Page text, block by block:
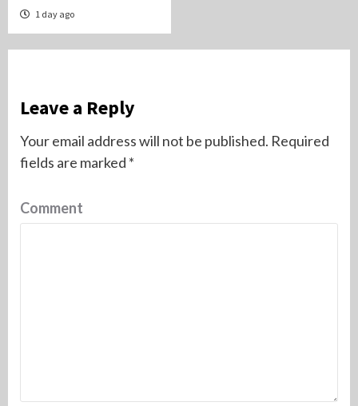
1 day ago
Leave a Reply
Your email address will not be published. Required
fields are marked *
Comment